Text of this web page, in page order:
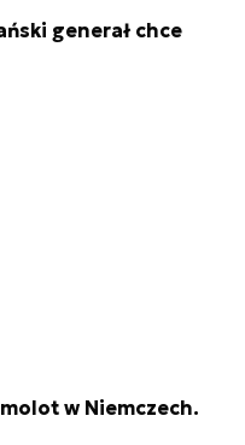
generał chce
w Niemczech.